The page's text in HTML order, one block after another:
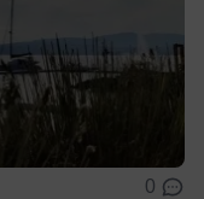
0